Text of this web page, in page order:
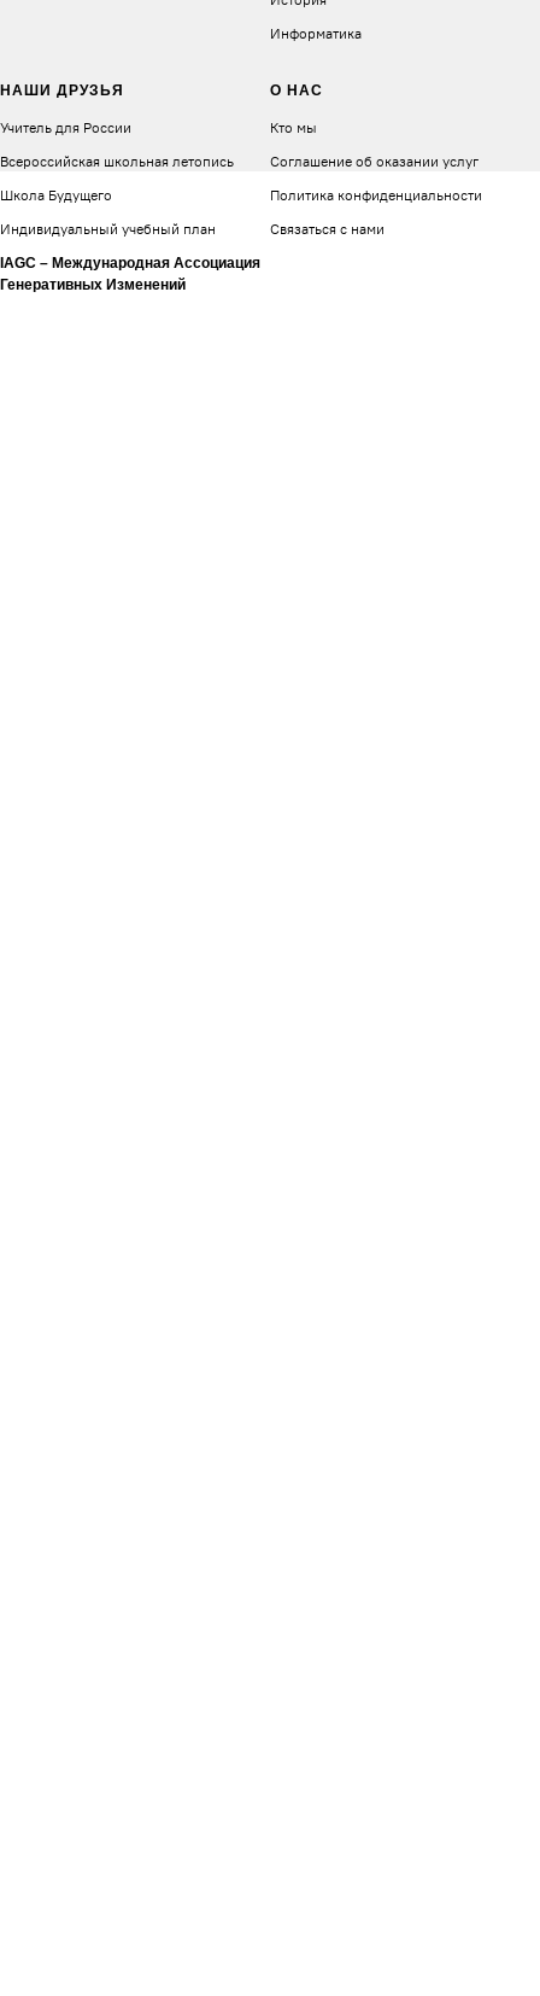
Информатика
НАШИ ДРУЗЬЯ
Учитель для России
Всероссийская школьная летопись
Школа Будущего
Индивидуальный учебный план
IAGC – Международная Ассоциация
Генеративных Изменений
О НАС
Кто мы
Соглашение об оказании услуг
Политика конфиденциальности
Связаться с нами